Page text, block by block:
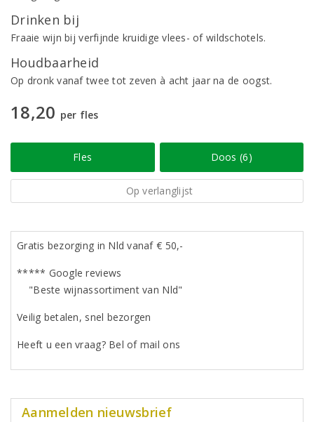
Drinken bij
Fraaie wijn bij verfijnde kruidige vlees- of wildschotels.
Houdbaarheid
Op dronk vanaf twee tot zeven à acht jaar na de oogst.
18,20 per fles
Fles Doos (6)
Op verlanglijst
Gratis bezorging in Nld vanaf € 50,-
***** Google reviews
"Beste wijnassortiment van Nld"
Veilig betalen, snel bezorgen
Heeft u een vraag? Bel of mail ons
Aanmelden nieuwsbrief